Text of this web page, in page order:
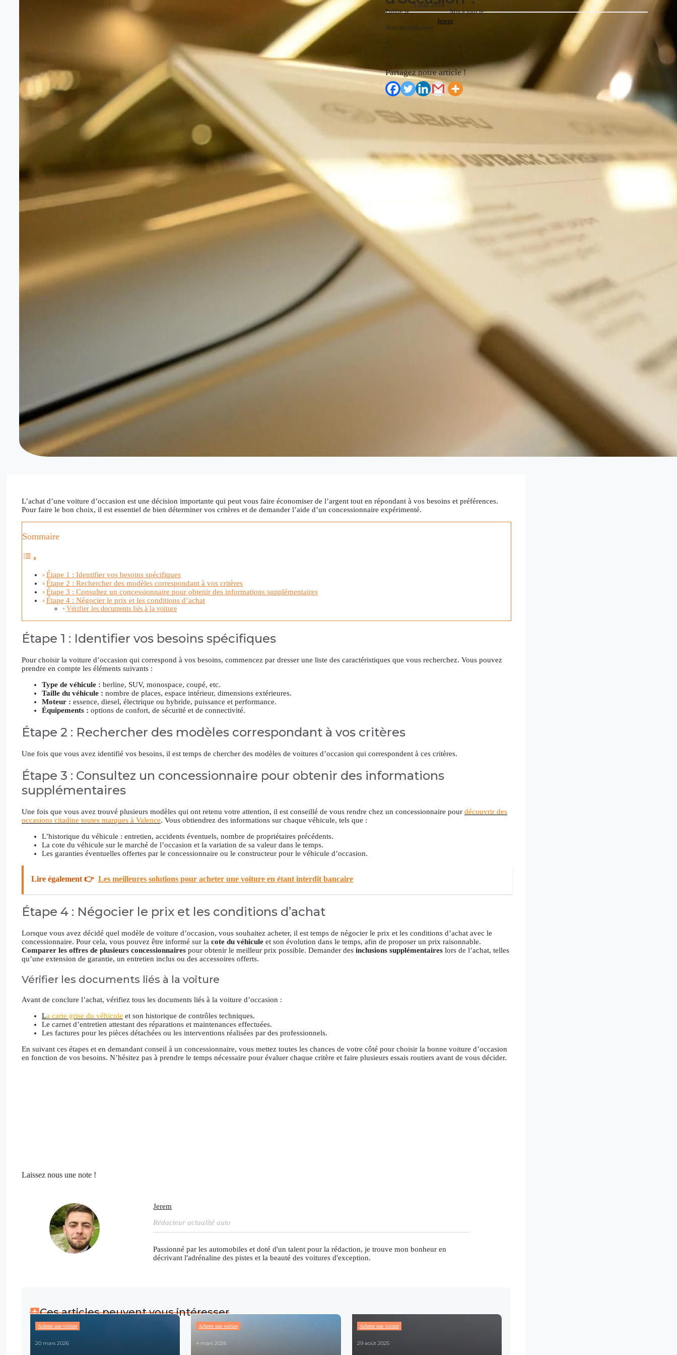
Publié le :
5 juin 2024
Mis à jour le :
Nom du rédacteur :
Jerem
🏷️
Partagez notre article !
L’achat d’une voiture d’occasion est une décision importante qui peut vous faire économiser de l’argent tout en répondant à vos besoins et préférences.
Pour faire le bon choix, il est essentiel de bien déterminer vos critères et de demander l’aide d’un concessionnaire expérimenté.
Sommaire
Étape 1 : Identifier vos besoins spécifiques
Étape 2 : Rechercher des modèles correspondant à vos critères
Étape 3 : Consultez un concessionnaire pour obtenir des informations supplémentaires
Étape 4 : Négocier le prix et les conditions d’achat
Vérifier les documents liés à la voiture
Étape 1 : Identifier vos besoins spécifiques
Pour choisir la voiture d’occasion qui correspond à vos besoins, commencez par dresser une liste des caractéristiques que vous recherchez. Vous pouvez
prendre en compte les éléments suivants :
Type de véhicule : berline, SUV, monospace, coupé, etc.
Taille du véhicule : nombre de places, espace intérieur, dimensions extérieures.
Moteur : essence, diesel, électrique ou hybride, puissance et performance.
Équipements : options de confort, de sécurité et de connectivité.
Étape 2 : Rechercher des modèles correspondant à vos critères
Une fois que vous avez identifié vos besoins, il est temps de chercher des modèles de voitures d’occasion qui correspondent à ces critères.
Étape 3 : Consultez un concessionnaire pour obtenir des informations
supplémentaires
Une fois que vous avez trouvé plusieurs modèles qui ont retenu votre attention, il est conseillé de vous rendre chez un concessionnaire pour découvrir des
occasions citadine toutes marques à Valence. Vous obtiendrez des informations sur chaque véhicule, tels que :
L’historique du véhicule : entretien, accidents éventuels, nombre de propriétaires précédents.
La cote du véhicule sur le marché de l’occasion et la variation de sa valeur dans le temps.
Les garanties éventuelles offertes par le concessionnaire ou le constructeur pour le véhicule d’occasion.
Lire également 👉 Les meilleures solutions pour acheter une voiture en étant interdit bancaire
Étape 4 : Négocier le prix et les conditions d’achat
Lorsque vous avez décidé quel modèle de voiture d’occasion, vous souhaitez acheter, il est temps de négocier le prix et les conditions d’achat avec le
concessionnaire. Pour cela, vous pouvez être informé sur la cote du véhicule et son évolution dans le temps, afin de proposer un prix raisonnable.
Comparer les offres de plusieurs concessionnaires pour obtenir le meilleur prix possible. Demander des inclusions supplémentaires lors de l’achat, telles
qu’une extension de garantie, un entretien inclus ou des accessoires offerts.
Vérifier les documents liés à la voiture
Avant de conclure l’achat, vérifiez tous les documents liés à la voiture d’occasion :
La carte grise du véhicule et son historique de contrôles techniques.
Le carnet d’entretien attestant des réparations et maintenances effectuées.
Les factures pour les pièces détachées ou les interventions réalisées par des professionnels.
En suivant ces étapes et en demandant conseil à un concessionnaire, vous mettez toutes les chances de votre côté pour choisir la bonne voiture d’occasion
en fonction de vos besoins. N’hésitez pas à prendre le temps nécessaire pour évaluer chaque critère et faire plusieurs essais routiers avant de vous décider.
Laissez nous une note !
Jerem
Rédacteur actualité auto
Passionné par les automobiles et doté d'un talent pour la rédaction, je trouve mon bonheur en
décrivant l'adrénaline des pistes et la beauté des voitures d'exception.
Ces articles peuvent vous intéresser
Acheter une voiture
20 mars 2026
Acheter une voiture
4 mars 2026
Acheter une voiture
29 août 2025